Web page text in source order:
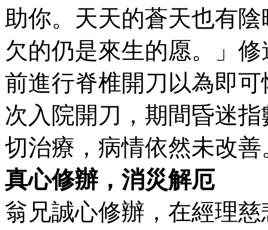
助你。天天的蒼天也有
欠的仍是來生的愿。」
前進行脊椎開刀以為即
次入院開刀，期間昏迷
切治療，病情依然未改善
真心修辦，消災解厄
翁兄誠心修辦，在經理